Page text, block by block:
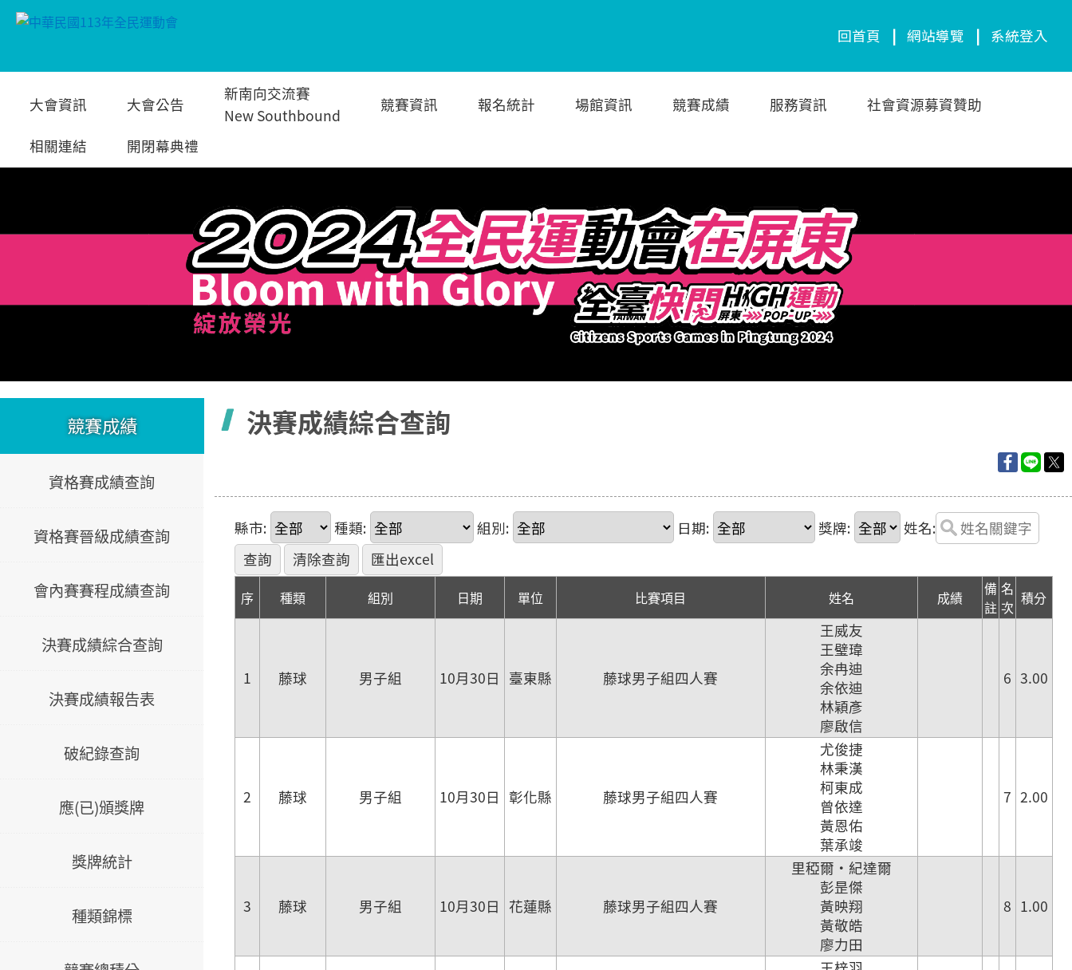
容
回首頁 | 網站導覽 | 系統登入
大會資訊 大會公告
新南向交流賽
New Southbound
競賽資訊 報名統計 場館資訊 競賽成績 服務資訊 社會資源募資贊助
相關連結 開閉幕典禮
競賽成績
資格賽成績查詢
資格賽晉級成績查詢
會內賽賽程成績查詢
決賽成績綜合查詢
決賽成績報告表
破紀錄查詢
應(已)頒獎牌
獎牌統計
種類錦標
決賽成績綜合查詢
縣市: 種類: 組別: 日期: 獎牌: 姓名:
序 種類 組別 日期 單位 比賽項目 姓名 成績
備
註
名
次 積分
1 藤球 男子組 10月30日 臺東縣 藤球男子組四人賽
王威友
王璧瑋
余冉迪
余依迪
林穎彥
廖啟信
6 3.00
2 藤球 男子組 10月30日 彰化縣 藤球男子組四人賽
尤俊捷
林秉漢
柯東成
曾依達
黃恩佑
葉承竣
7 2.00
3 藤球 男子組 10月30日 花蓮縣 藤球男子組四人賽
里稏爾·紀達爾
彭昰傑
黃映翔
黃敬皓
廖力田
8 1.00